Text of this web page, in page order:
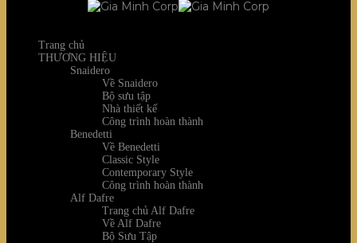
Trang chủ
THƯƠNG HIỆU
Snaidero
Về Snaidero
Bộ sưu tập
Nhà thiết kế
Công trình hoàn thành
Benedetti
Về Benedetti
Classic Style
Contemporary Style
Công trình hoàn thành
Alf Dafre
Trang chủ Alf Dafre
Về Alf Dafre
Bộ Sưu Tập